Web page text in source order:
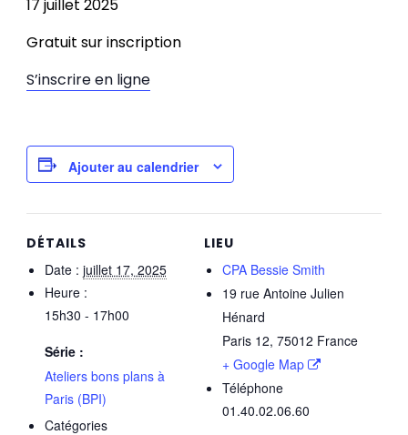
17 juillet 2025
Gratuit sur inscription
S’inscrire en ligne
Ajouter au calendrier
DÉTAILS
Date : juillet 17, 2025
Heure :
15h30 - 17h00
Série :
Ateliers bons plans à
Paris (BPI)
Catégories
LIEU
CPA Bessie Smith
19 rue Antoine Julien
Hénard
Paris 12, 75012 France
+ Google Map
Téléphone
01.40.02.06.60